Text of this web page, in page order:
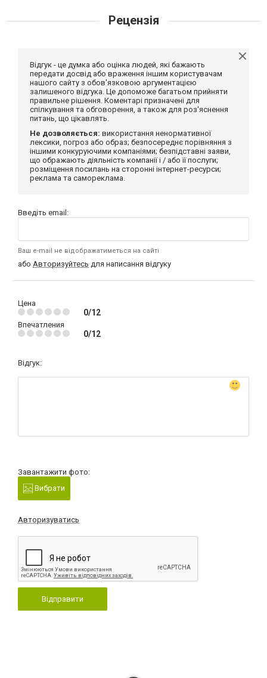
Рецензія
Відгук - це думка або оцінка людей, які бажають
передати досвід або враження іншим користувачам
нашого сайту з обов'язковою аргументацією
залишеного відгука. Це допоможе багатьом прийняти
правильне рішення. Коментарі призначені для
спілкування та обговорення, а також для роз'яснення
питань, що цікавлять.
Не дозволяється: використання ненормативної
лексики, погроз або образ; безпосереднє порівняння з
іншими конкуруючими компаніями; безпідставні заяви,
що ображають діяльність компанії і / або її послуги;
розміщення посилань на сторонні інтернет-ресурси;
реклама та самореклама.
Введіть email:
Ваш e-mail не відображатиметься на сайті
або Авторизуйтесь для написання відгуку
Цена
0/12
Впечатления
0/12
Відгук:
Завантажити фото:
Вибрати
Авторизуватись
Відправити